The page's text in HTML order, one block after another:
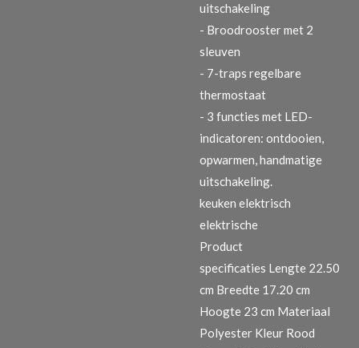
uitschakeling
- Broodrooster met 2
sleuven
- 7-traps regelbare
thermostaat
- 3 functies met LED-
indicatoren: ontdooien,
opwarmen, handmatige
uitschakeling.
keuken elektrisch
elektrische
Product
specificaties Lengte 22.50
cm Breedte 17.20 cm
Hoogte 23 cm Materiaal
Polyester Kleur Rood